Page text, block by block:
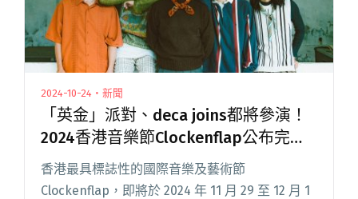
2024-10-24・新聞
「英金」派對、deca joins都將參演！
2024香港音樂節Clockenflap公布完整
陣容：Jack White、Central Cee、櫻坂
46、Creepy Nuts…（新增時間表、場
香港最具標誌性的國際音樂及藝術節
Clockenflap，即將於 2024 年 11 月 29 至 12 月 1